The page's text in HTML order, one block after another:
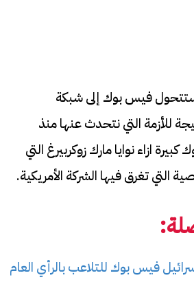
من عام 2020 ستتحول فيس بوك إلى شبكة
للأزمة التي نتحدث عنها منذ
كبيرة ازاء نوايا مارك زوكربيرغ التي
التي تغرق فيها الشركة الأمريكية.
فيس بوك للتلاعب بالرأي العام